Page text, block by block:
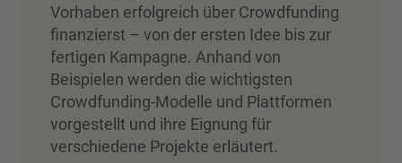
Vorhaben erfolgreich über Crowdfunding
finanzierst – von der ersten Idee bis zur
fertigen Kampagne. Anhand von
Beispielen werden die wichtigsten
Crowdfunding-Modelle und Plattformen
vorgestellt und ihre Eignung für
verschiedene Projekte erläutert.